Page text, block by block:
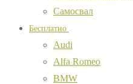
Самосвал
Бесплатно
Audi
Alfa Romeo
BMW